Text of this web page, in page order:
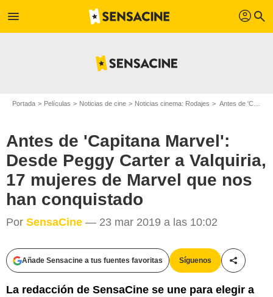
menu profil search
Portada Películas Noticias de cine Noticias cinema: Rodajes Antes de 'Capitana Marvel': Desde Peggy Carter a Valquiria, 17 mujeres de Marvel que nos han conquistado
Antes de 'Capitana Marvel':
Desde Peggy Carter a Valquiria,
17 mujeres de Marvel que nos
han conquistado
Por SensaCine — 23 mar 2019 a las 10:02
Añade Sensacine a tus fuentes favoritas Síguenos
La redacción de SensaCine se une para elegir a